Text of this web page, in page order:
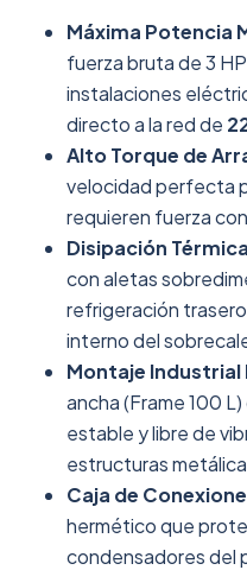
Máxima Potencia
fuerza bruta de 3
instalaciones
directo a la red de
Alto Torque de
velocidad perfecta
requieren fuerza
Disipación
con aletas
refrigeración
interno del
Montaje Industrial
ancha (Frame 100
estable y libre de
estructuras
Caja de
hermético que
condensadores del